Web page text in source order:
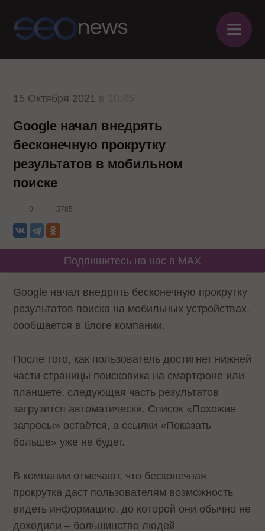
≡
15 Октября 2021
Google начал внедрять
бесконечную прокрутку
результатов в мобильном
поиске
0 3785
Подпишитесь на нас в MAX
Google начал внедрять бесконечную прокрутку
результатов поиска на мобильных устройствах,
сообщается в блоге компании.
После того, как пользователь достигнет нижней
части страницы поисковика на смартфоне или
планшете, следующая часть результатов
загрузится автоматически. Список «Похожие
запросы» остаётся, а ссылки «Показать
больше» уже не будет.
В компании отмечают, что бесконечная
прокрутка даст пользователям возможность
видеть информацию, до которой они обычно не
доходили – большинство людей